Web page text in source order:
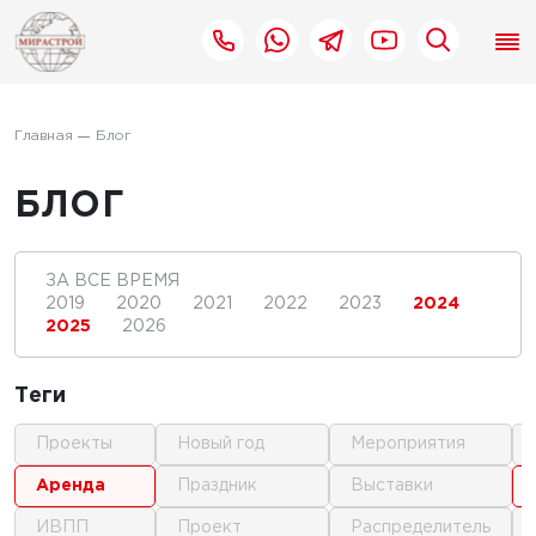
Главная Блог
БЛОГ
ЗА ВСЕ ВРЕМЯ
2019
2020 2021 2022 2023
2024
2025
2026
Теги
проекты
аренда
ИВПП
новый год
праздник
проект
мероприятия
выставки
распределитель